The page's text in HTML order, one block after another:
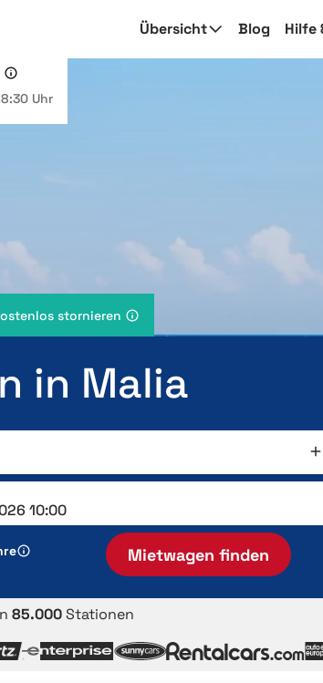
Übersicht Blog Hilfe
Uhr
stornieren
in Malia
Mietwagen finden
85.000Stationen